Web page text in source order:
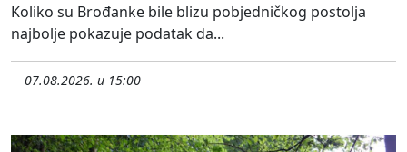
Koliko su Brođanke bile blizu pobjedničkog postolja
najbolje pokazuje podatak da...
07.08.2026. u 15:00